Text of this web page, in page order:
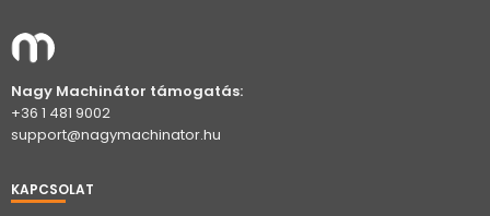
Nagy Machinátor támogatás:
+36 1 481 9002
support@nagymachinator.hu
KAPCSOLAT